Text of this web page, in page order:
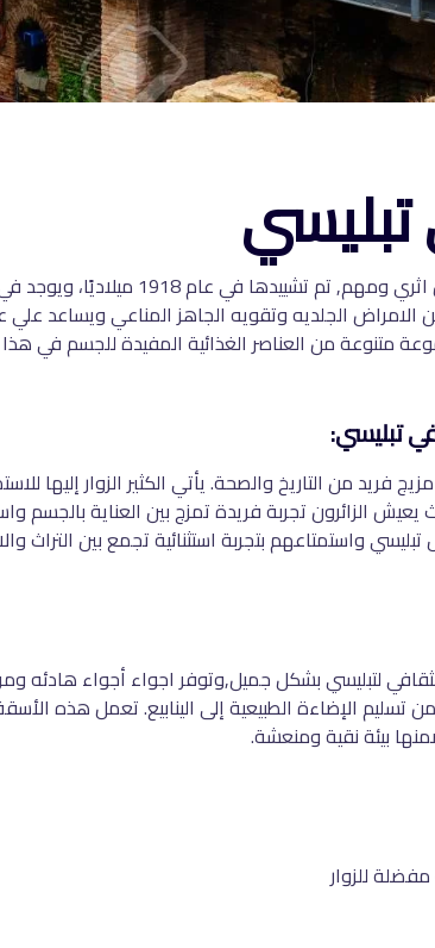
تبليسي
,فهو مكان اثري ومهم, تم
الجلديه وتقويه الجاهز المناعي ويساعد علي
متنوعة من العناصر الغذائية المفيدة للجسم في
تبليسي:
من التاريخ والصحة. يأتي الكثير الزوار إليها
يعيش الزائرون تجربة فريدة تمزج بين العناية بالجسم
واستمتاعهم بتجربة استثنائية تجمع بين التراث
لتبليسي بشكل جميل,وتوفر اجواء أجواء هادئه
الإضاءة الطبيعية إلى الينابيع. تعمل هذه
بيئة نقية ومنعشة.
للزوار